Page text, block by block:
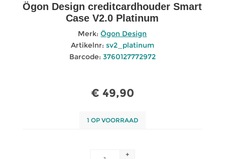
Ögon Design creditcardhouder Smart
Case V2.0 Platinum
Merk: Ögon Design
Artikelnr: sv2_platinum
Barcode: 3760127772972
€ 49,90
1 OP VOORRAAD
+